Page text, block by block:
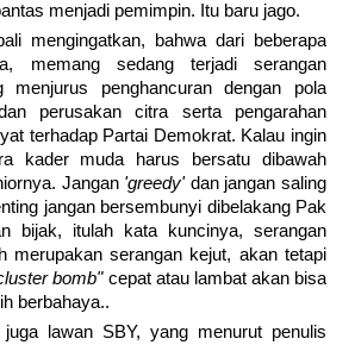
menjadi pemimpin. Itu baru jago.
mengingatkan, bahwa dari beberapa
memang sedang terjadi serangan
menjurus penghancuran dengan pola
perusakan citra serta pengarahan
terhadap Partai Demokrat. Kalau ingin
kader muda harus bersatu dibawah
Jangan 'greedy'dan jangan saling
jangan bersembunyi dibelakang Pak
bijak, itulah kata kuncinya, serangan
merupakan serangan kejut, akan tetapi
bomb"cepat atau lambat akan bisa
berbahaya..
lawan SBY, yang menurut penulis